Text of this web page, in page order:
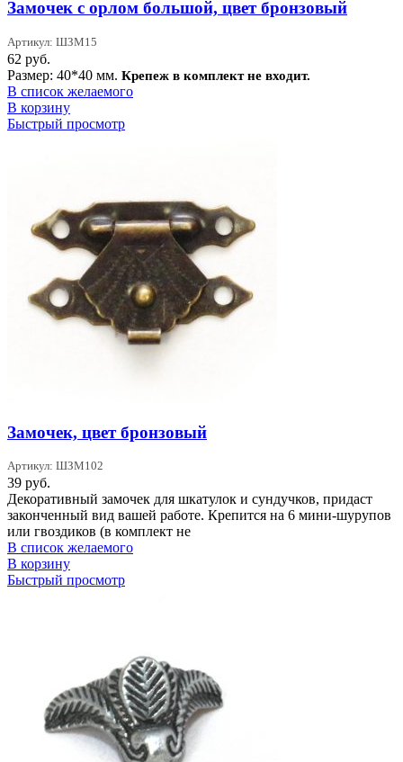
Замочек с орлом большой, цвет бронзовый
Артикул: ШЗМ15
62 руб.
Размер: 40*40 мм. Крепеж в комплект не входит.
В список желаемого
В корзину
Быстрый просмотр
Замочек, цвет бронзовый
Артикул: ШЗМ102
39 руб.
Декоративный замочек для шкатулок и сундучков, придаст
законченный вид вашей работе. Крепится на 6 мини-шурупов
или гвоздиков (в комплект не
В список желаемого
В корзину
Быстрый просмотр